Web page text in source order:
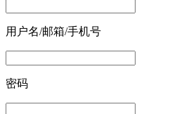
用户名/邮箱/手机号
密码